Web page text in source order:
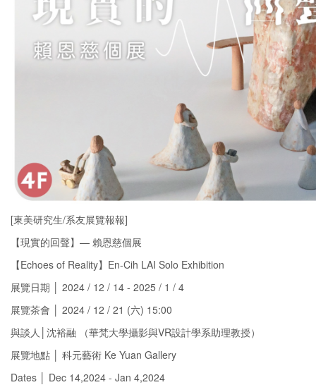
[東美研究生/系友展覽報報]
【現實的回聲‬】— 賴恩慈個展
【Echoes of Reality】En-Cih LAI Solo Exhibition
展覽日期 │ 2024 / 12 / 14 - 2025 / 1 / 4
展覽茶會 │ 2024 / 12 / 21 (六) 15:00
與談人│沈裕融 （華梵大學攝影與VR設計學系助理教授）
展覽地點 │ 科元藝術 Ke Yuan Gallery
Dates │ Dec 14,2024 - Jan 4,2024